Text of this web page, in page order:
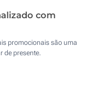
com
promocionais são uma
de presente.